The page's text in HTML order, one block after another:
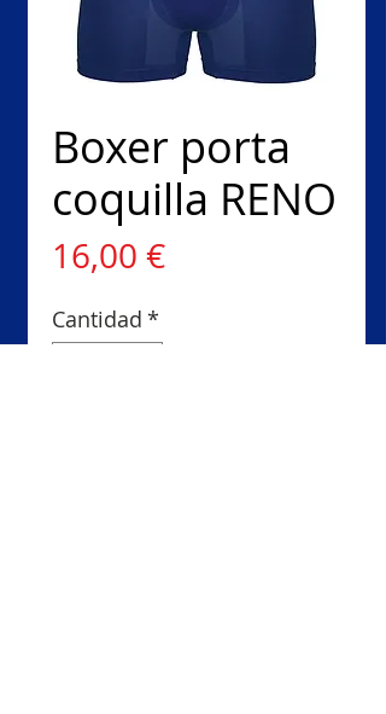
Boxer porta
coquilla RENO
16,00 €
Cantidad *